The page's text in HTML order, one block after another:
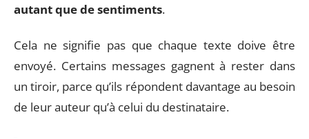
autant que de sentiments.
Cela ne signifie pas que chaque texte doive être
envoyé. Certains messages gagnent à rester dans
un tiroir, parce qu’ils répondent davantage au besoin
de leur auteur qu’à celui du destinataire.